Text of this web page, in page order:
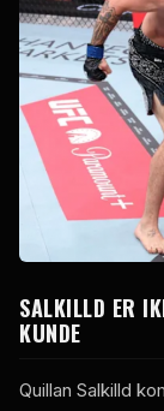
SALKILLD ER
KUNDE
Quillan Salkilld